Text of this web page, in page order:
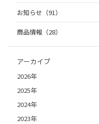
お知らせ（91）
商品情報（28）
アーカイブ
2026年
2025年
2024年
2023年